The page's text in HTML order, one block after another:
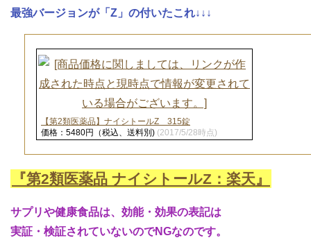
最強バージョンが「Z」の付いたこれ↓↓↓
【第2類医薬品】ナイシトールZ 315錠
価格：5480円（税込、送料別) (2017/5/28時点)
『第2類医薬品 ナイシトールZ：楽天』
サプリや健康食品は、効能・効果の表記は
実証・検証されていないのでNGなのです。